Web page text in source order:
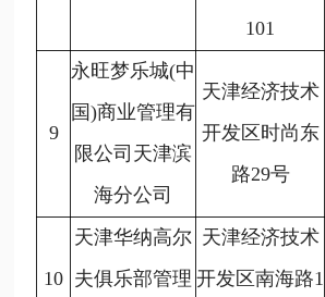
101
9
永旺梦乐城(中
国)商业管理有
限公司天津滨
海分公司
天津经济技术
开发区时尚东
路29号
10
天津华纳高尔
夫俱乐部管理
天津经济技术
开发区南海路1